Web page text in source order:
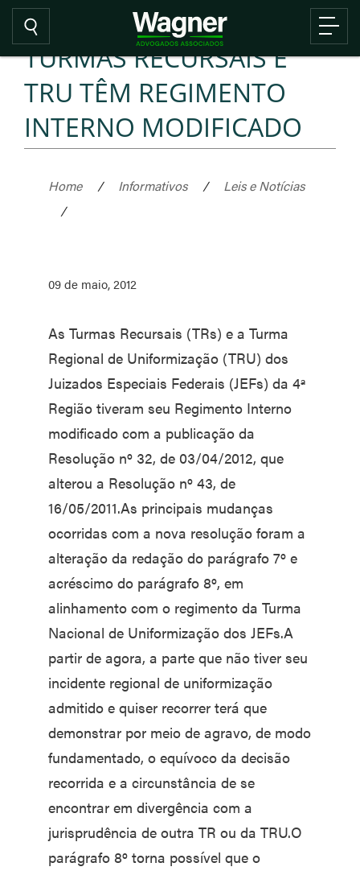
TURMAS RECURSAIS E
TRU TÊM REGIMENTO
INTERNO MODIFICADO
Home / Informativos /
Leis e Notícias
/
09 de maio, 2012
As Turmas Recursais (TRs) e a Turma
Regional de Uniformização (TRU) dos
Juizados Especiais Federais (JEFs) da 4ª
Região tiveram seu Regimento Interno
modificado com a publicação da
Resolução nº 32, de 03/04/2012, que
alterou a Resolução nº 43, de
16/05/2011.As principais mudanças
ocorridas com a nova resolução foram a
alteração da redação do parágrafo 7º e
acréscimo do parágrafo 8º, em
alinhamento com o regimento da Turma
Nacional de Uniformização dos JEFs.A
partir de agora, a parte que não tiver seu
incidente regional de uniformização
admitido e quiser recorrer terá que
demonstrar por meio de agravo, de modo
fundamentado, o equívoco da decisão
recorrida e a circunstância de se
encontrar em divergência com a
jurisprudência de outra TR ou da TRU.O
parágrafo 8º torna possível que o